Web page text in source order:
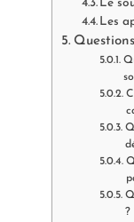
Le
Les
?